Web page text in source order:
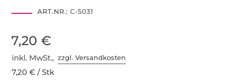
ART.NR.: C-5031
7,20 €
inkl. MwSt.,zzgl. Versandkosten
7,20 € / Stk